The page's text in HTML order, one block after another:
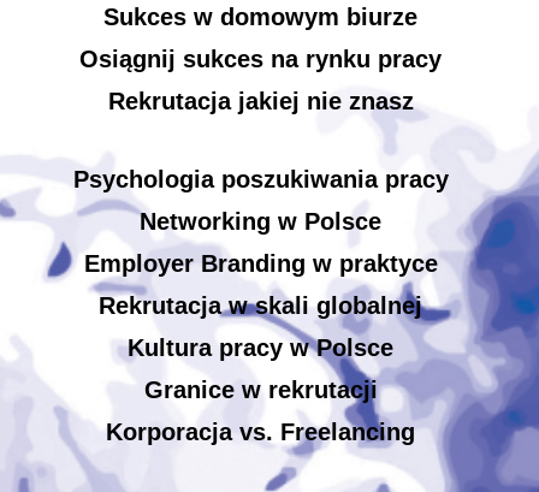
Sukces w domowym biurze
Osiągnij sukces na rynku pracy
Rekrutacja jakiej nie znasz
Psychologia poszukiwania pracy
Networking w Polsce
Employer Branding w praktyce
Rekrutacja w skali globalnej
Kultura pracy w Polsce
Granice w rekrutacji
Korporacja vs. Freelancing